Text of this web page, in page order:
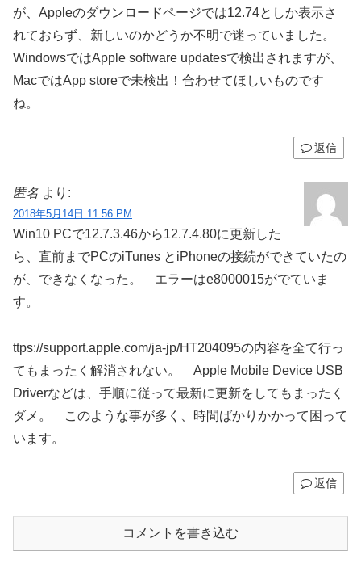
が、Appleのダウンロードページでは12.74としか表示さ
れておらず、新しいのかどうか不明で迷っていました。
WindowsではApple software updatesで検出されますが、
MacではApp storeで未検出！合わせてほしいものです
ね。
返信
匿名 より:
2018年5月14日 11:56 PM
Win10 PCで12.7.3.46から12.7.4.80に更新した
ら、直前までPCのiTunes とiPhoneの接続ができていたの
が、できなくなった。 エラーはe8000015がでていま
す。
ttps://support.apple.com/ja-jp/HT204095の内容を全て行っ
てもまったく解消されない。 Apple Mobile Device USB
Driverなどは、手順に従って最新に更新をしてもまったく
ダメ。 このような事が多く、時間ばかりかかって困って
います。
返信
コメントを書き込む